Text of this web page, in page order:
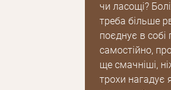
чи ласощі?
треба більше
поєднує в собі
самостійно,
ще смачніші,
трохи нагадує